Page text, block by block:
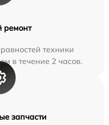
ремонт
техники
в течение 2 часов.
запчасти